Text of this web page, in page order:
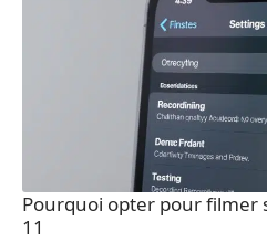
Pourquoi opter pour filmer
11